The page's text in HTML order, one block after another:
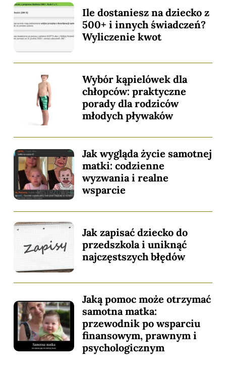
Ile dostaniesz na dziecko z
500+ i innych świadczeń?
Wyliczenie kwot
Wybór kąpielówek dla
chłopców: praktyczne
porady dla rodziców
młodych pływaków
Jak wygląda życie samotnej
matki: codzienne
wyzwania i realne
wsparcie
Jak zapisać dziecko do
przedszkola i uniknąć
najczęstszych błędów
Jaką pomoc może otrzymać
samotna matka:
przewodnik po wsparciu
finansowym, prawnym i
psychologicznym